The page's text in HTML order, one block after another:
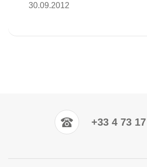
30.09.2012
+33 4 73